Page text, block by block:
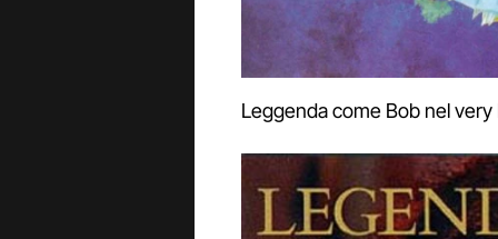
Leggenda come Bob nel